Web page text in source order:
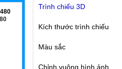
Trình chiếu 3D
Kích thước trình chiếu
Màu sắc
Chỉnh vuông hình ảnh